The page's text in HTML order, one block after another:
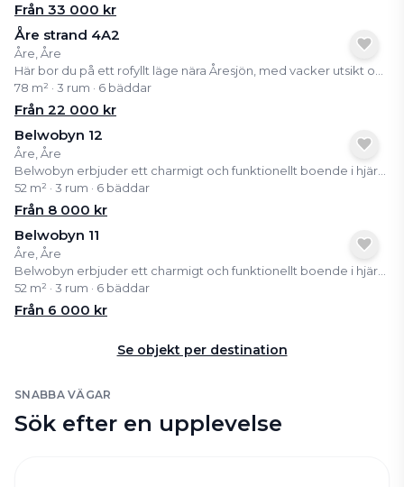
Från 33 000 kr
Åre strand 4A2
Åre, Åre
78 m² · 3 rum · 6 bäddar
Från 22 000 kr
Belwobyn 12
Åre, Åre
52 m² · 3 rum · 6 bäddar
Från 8 000 kr
Belwobyn 11
Åre, Åre
52 m² · 3 rum · 6 bäddar
Från 6 000 kr
Se objekt per destination
SNABBA VÄGAR
Sök efter en upplevelse